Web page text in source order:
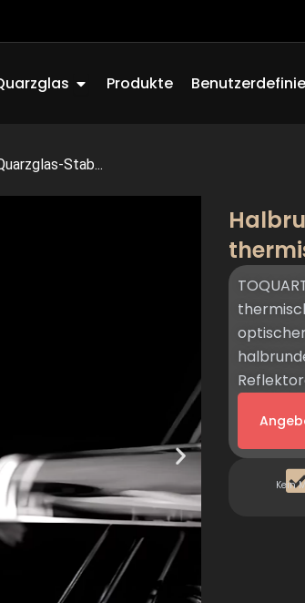
Offen Quartz Glass
Produkte
Stab...
Kein